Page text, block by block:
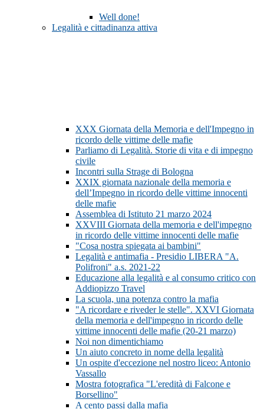
Well done!
Legalità e cittadinanza attiva
XXX Giornata della Memoria e dell'Impegno in
ricordo delle vittime delle mafie
Parliamo di Legalità. Storie di vita e di impegno
civile
Incontri sulla Strage di Bologna
XXIX giornata nazionale della memoria e
dell’Impegno in ricordo delle vittime innocenti
delle mafie
Assemblea di Istituto 21 marzo 2024
XXVIII Giornata della memoria e dell'impegno
in ricordo delle vittime innocenti delle mafie
"Cosa nostra spiegata ai bambini"
Legalità e antimafia - Presidio LIBERA "A.
Polifroni" a.s. 2021-22
Educazione alla legalità e al consumo critico con
Addiopizzo Travel
La scuola, una potenza contro la mafia
"A ricordare e riveder le stelle". XXVI Giornata
della memoria e dell'impegno in ricordo delle
vittime innocenti delle mafie (20-21 marzo)
Noi non dimentichiamo
Un aiuto concreto in nome della legalità
Un ospite d'eccezione nel nostro liceo: Antonio
Vassallo
Mostra fotografica "L'eredità di Falcone e
Borsellino"
A cento passi dalla mafia